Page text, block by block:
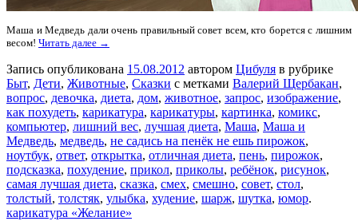
Маша и Медведь дали очень правильный совет всем, кто борется с лишним
весом! Читать далее →
Запись опубликована 15.08.2012 автором Цибуля в рубрике
Быт, Дети, Животные, Сказки с метками Валерий Щербакан,
вопрос, девочка, диета, дом, животное, запрос, изображение,
как похудеть, карикатура, карикатуры, картинка, комикс,
компьютер, лишний вес, лучшая диета, Маша, Маша и
Медведь, медведь, не садись на пенёк не ешь пирожок,
ноутбук, ответ, открытка, отличная диета, пень, пирожок,
подсказка, похудение, прикол, приколы, ребёнок, рисунок,
самая лучшая диета, сказка, смех, смешно, совет, стол,
толстый, толстяк, улыбка, худение, шарж, шутка, юмор.
карикатура «Желание»